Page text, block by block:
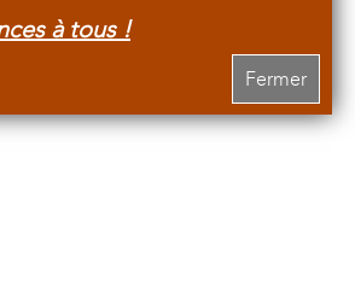
à tous !
Fermer